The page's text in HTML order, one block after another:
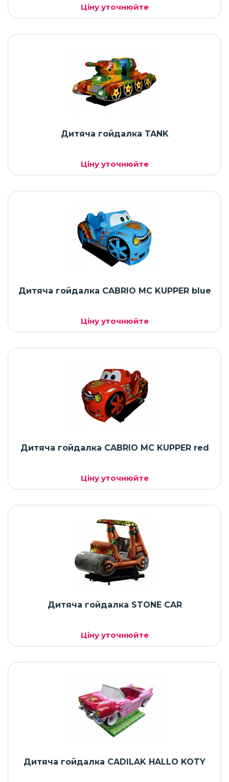
Ціну уточнюйте
Дитяча гойдалка TANK
Ціну уточнюйте
Дитяча гойдалка CABRIO MC KUPPER blue
Ціну уточнюйте
Дитяча гойдалка CABRIO MC KUPPER red
Ціну уточнюйте
Дитяча гойдалка STONE CAR
Ціну уточнюйте
Дитяча гойдалка CADILAK HALLO KOTY